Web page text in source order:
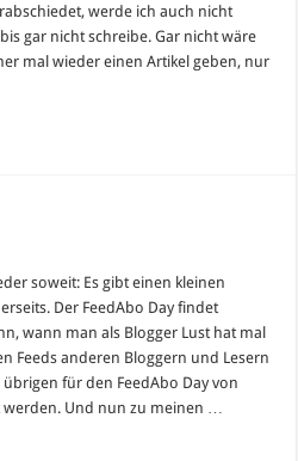
werde ich auch nicht
gar nicht schreibe. Gar nicht wäre
mal wieder einen Artikel geben, nur
soweit: Es gibt einen kleinen
Der FeedAbo Day findet
wann man als Blogger Lust hat mal
Feeds anderen Bloggern und Lesern
für den FeedAbo Day von
Und nun zu meinen …